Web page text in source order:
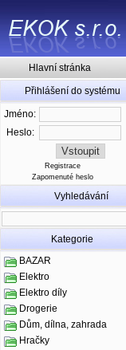
Hlavní stránka
Přihlášení do systému
Jméno:
Heslo:
Registrace
Zapomenuté heslo
Vyhledávání
Kategorie
BAZAR
Elektro
Elektro díly
Drogerie
Dům, dílna, zahrada
Hračky